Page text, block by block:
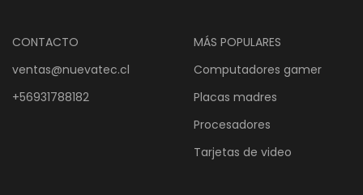
CONTACTO
ventas@nuevatec.cl
+56931788182
MÁS POPULARES
Computadores gamer
Placas madres
Procesadores
Tarjetas de video